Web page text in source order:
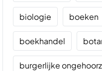
biologie boeken
boekhandel
burgerlijke